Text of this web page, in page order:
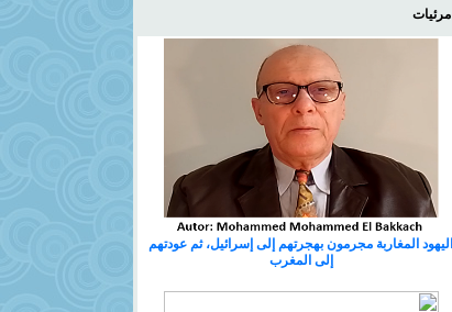
مرئيات
اليهود المغاربة مجرمون بهجرتهم إلى إسرائيل، ثم عودتهم
إلى المغرب